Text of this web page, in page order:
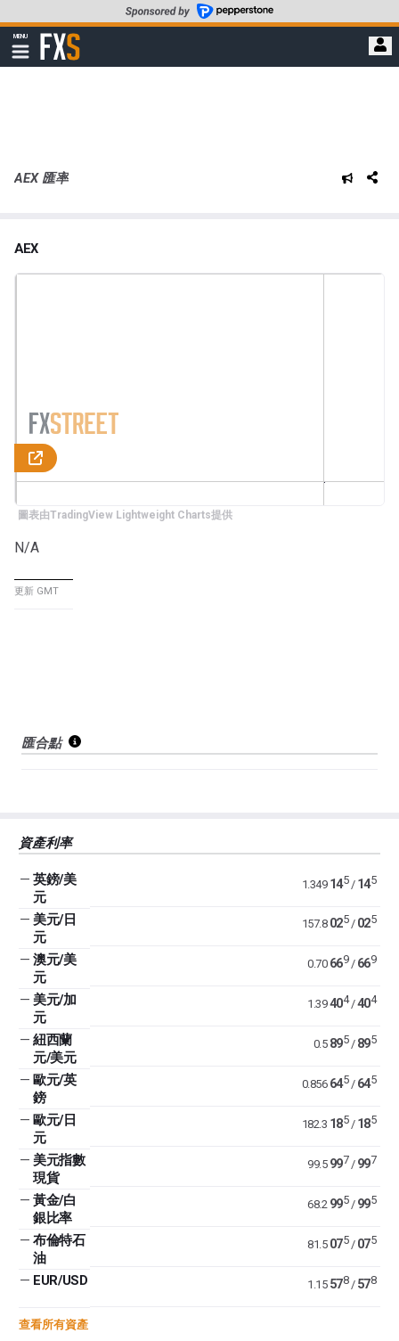
至
要
MENU
顯
示
FXStreet
AEX 匯率
AEX
圖表由TradingView Lightweight Charts提供
N/A
更新 GMT
匯合點
資產利率
— 英鎊/美
元
1.349 145/ 145
— 美元/日
元
157.8 025/ 025
— 澳元/美
元
0.70 669/ 669
— 美元/加
元
1.39 404/404
— 紐西蘭
元/美元
0.5 895/ 895
— 歐元/英
鎊
0.856 645/ 645
— 歐元/日
元
182.3 185/ 185
— 美元指數
現貨
99.5 997 / 997
— 黃金/白
銀比率
68.2 995/ 995
— 布倫特石
油
81.5 075/ 075
— EUR/USD 1.15 578/ 578
查看所有資產